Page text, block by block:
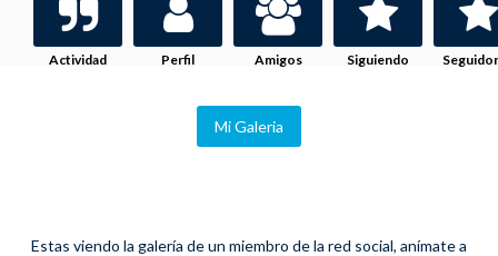
Actividad Perfil Amigos Siguiendo
Mi Galeria
Estas viendo la galería de un miembro de la red social, anímate a